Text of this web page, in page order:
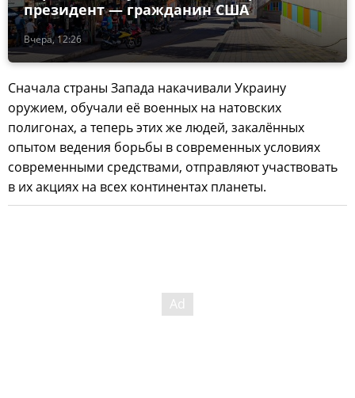
Вчера, 12:26
президент — гражданин США
Сначала страны Запада накачивали Украину
оружием, обучали её военных на натовских
полигонах, а теперь этих же людей, закалённых
опытом ведения борьбы в современных условиях
современными средствами, отправляют участвовать
в их акциях на всех континентах планеты.